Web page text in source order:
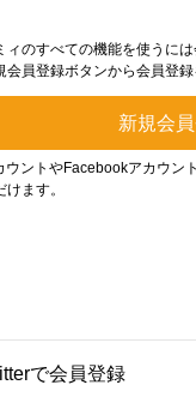
ィのすべての機能を使うに
会員登録ボタンから会員登録
ウントやFacebookアカウン
けます。